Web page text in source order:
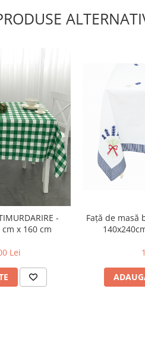
-
x 160 cm
Lei
Față de masă